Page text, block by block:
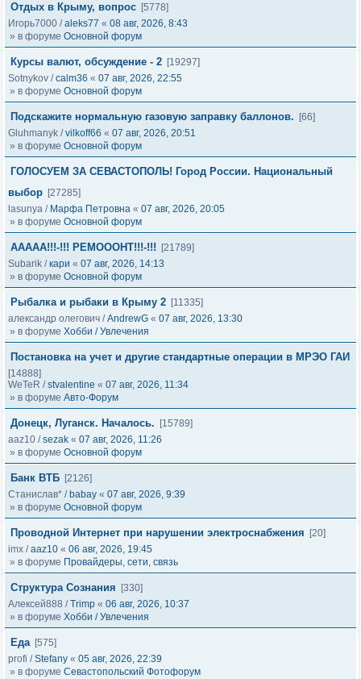
Отдых в Крыму, вопрос [5778]
Игорь7000 /aleks77 « 08 авг, 2026, 8:43
» в форуме Основной форум
Курсы валют, обсуждение - 2 [19297]
Sotnykov /calm36 « 07 авг, 2026, 22:55
» в форуме Основной форум
Подскажите нормальную газовую заправку баллонов.
[66]
Gluhmanyk /vilkoff66 « 07 авг, 2026, 20:51
» в форуме Основной форум
ГОЛОСУЕМ ЗА СЕВАСТОПОЛЬ! Город России. Национальный
выбор [27285]
lasunya / Марфа Петровна « 07 авг, 2026, 20:05
» в форуме Основной форум
ААААА!!!-!!! РЕМОООНТ!!!-!!!
[21789]
Subarik /кари « 07 авг, 2026, 14:13
» в форуме Основной форум
Рыбалка и рыбаки в Крыму 2 [11335]
александр олегович /AndrewG « 07 авг, 2026, 13:30
» в форуме Хобби / Увлечения
Постановка на учет и другие стандартные операции в МРЭО ГАИ
[14888]
WeTeR /stvalentine « 07 авг, 2026, 11:34
» в форуме Авто-Форум
Донецк, Луганск. Началось.
[15789]
aaz10 /sezak « 07 авг, 2026, 11:26
» в форуме Основной форум
Банк ВТБ [2126]
Станислав* / babay « 07 авг, 2026, 9:39
» в форуме Основной форум
Проводной Интернет при нарушении электроснабжения
[20]
imx /aaz10 « 06 авг, 2026, 19:45
» в форуме Провайдеры, сети, связь
Структура Сознания
[330]
Алексей888 /Trimp « 06 авг, 2026, 10:37
» в форуме Хобби / Увлечения
Еда [575]
profi /Stefany « 05 авг, 2026, 22:39
» в форуме Севастопольский Фотофорум